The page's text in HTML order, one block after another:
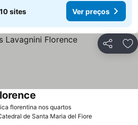
10 sites Ver preços
Partilhar
florentina nos quartos
de Santa Maria del Fiore